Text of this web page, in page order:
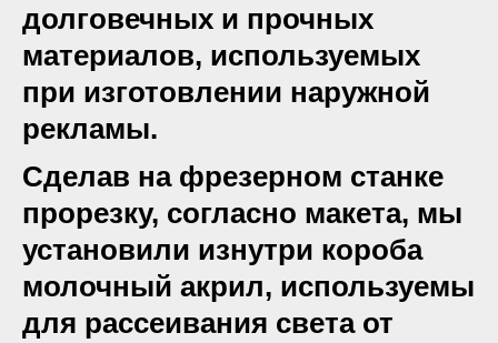
долговечных и прочных
материалов, используемых
при изготовлении наружной
рекламы.
Сделав на фрезерном станке
прорезку, согласно макета, мы
установили изнутри короба
молочный акрил, используемы
для рассеивания света от